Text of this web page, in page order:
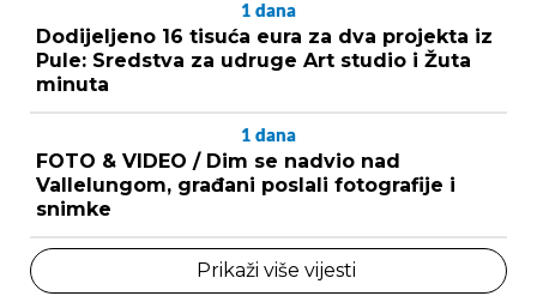
1 dana
Dodijeljeno 16 tisuća eura za dva projekta iz
Pule: Sredstva za udruge Art studio i Žuta
minuta
1 dana
FOTO & VIDEO / Dim se nadvio nad
Vallelungom, građani poslali fotografije i
snimke
Prikaži više vijesti